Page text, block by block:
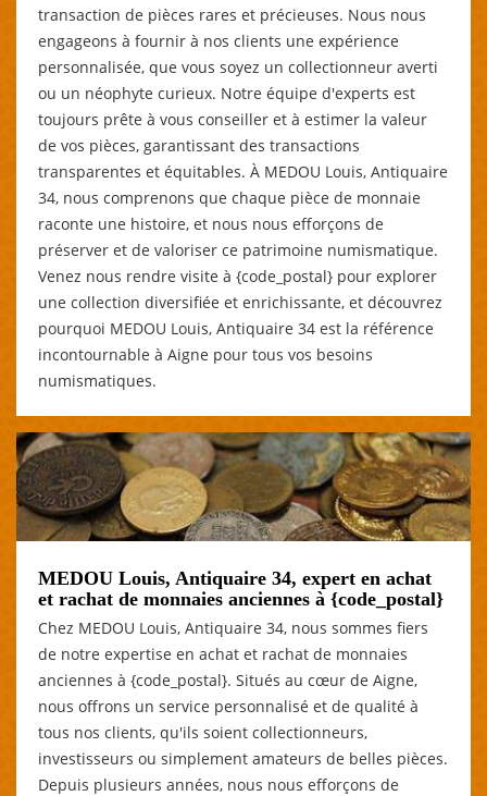
transaction de pièces rares et précieuses. Nous nous
engageons à fournir à nos clients une expérience
personnalisée, que vous soyez un collectionneur averti
ou un néophyte curieux. Notre équipe d'experts est
toujours prête à vous conseiller et à estimer la valeur
de vos pièces, garantissant des transactions
transparentes et équitables. À MEDOU Louis, Antiquaire
34, nous comprenons que chaque pièce de monnaie
raconte une histoire, et nous nous efforçons de
préserver et de valoriser ce patrimoine numismatique.
Venez nous rendre visite à {code_postal} pour explorer
une collection diversifiée et enrichissante, et découvrez
pourquoi MEDOU Louis, Antiquaire 34 est la référence
incontournable à Aigne pour tous vos besoins
numismatiques.
MEDOU Louis, Antiquaire 34, expert en achat
et rachat de monnaies anciennes à {code_postal}
Chez MEDOU Louis, Antiquaire 34, nous sommes fiers
de notre expertise en achat et rachat de monnaies
anciennes à {code_postal}. Situés au cœur de Aigne,
nous offrons un service personnalisé et de qualité à
tous nos clients, qu'ils soient collectionneurs,
investisseurs ou simplement amateurs de belles pièces.
Depuis plusieurs années, nous nous efforçons de